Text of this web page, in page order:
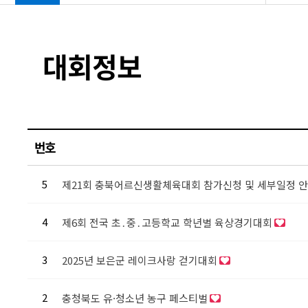
대회정보
번호
5 제21회 충북어르신생활체육대회 참가신청 및 세부일정
4 제6회 전국 초․중․고등학교 학년별 육상경기대회
3 2025년 보은군 레이크사랑 걷기대회
2 충청북도 유·청소년 농구 페스티벌